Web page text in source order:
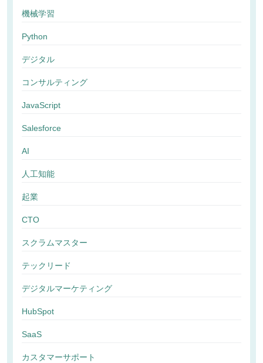
機械学習
Python
デジタル
コンサルティング
JavaScript
Salesforce
AI
人工知能
起業
CTO
スクラムマスター
テックリード
デジタルマーケティング
HubSpot
SaaS
カスタマーサポート